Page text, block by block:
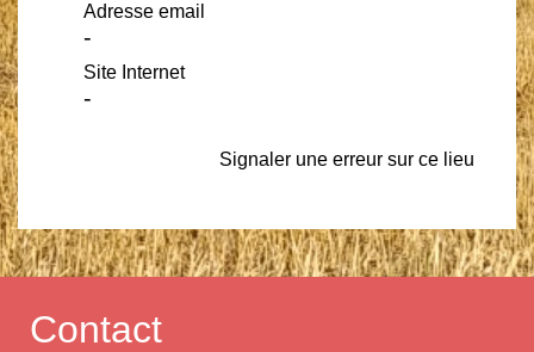
Adresse email
-
Site Internet
-
Signaler une erreur sur ce lieu
Contact